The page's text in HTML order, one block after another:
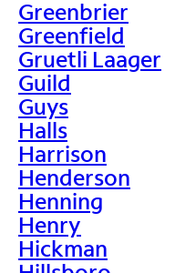
Greenbrier
Greenfield
Gruetli Laager
Guild
Guys
Halls
Harrison
Henderson
Henning
Henry
Hickman